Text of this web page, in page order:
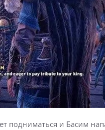
подниматься и Басим